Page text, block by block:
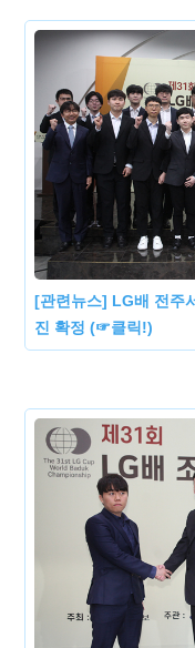
[관련뉴스] LG배 전주
진 확정 (☞클릭!)